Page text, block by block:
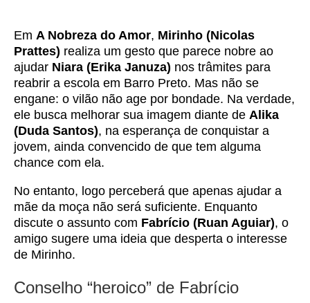
Em A Nobreza do Amor, Mirinho (Nicolas
Prattes) realiza um gesto que parece nobre ao
ajudar Niara (Erika Januza) nos trâmites para
reabrir a escola em Barro Preto. Mas não se
engane: o vilão não age por bondade. Na verdade,
ele busca melhorar sua imagem diante de Alika
(Duda Santos), na esperança de conquistar a
jovem, ainda convencido de que tem alguma
chance com ela.
No entanto, logo perceberá que apenas ajudar a
mãe da moça não será suficiente. Enquanto
discute o assunto com Fabrício (Ruan Aguiar), o
amigo sugere uma ideia que desperta o interesse
de Mirinho.
Conselho “heroico” de Fabrício